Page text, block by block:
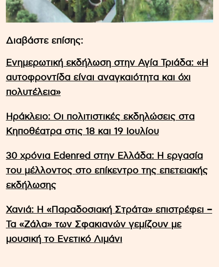
Διαβάστε επίσης:
Ενημερωτική εκδήλωση στην Αγία Τριάδα: «Η
αυτοφροντίδα είναι αναγκαιότητα και όχι
πολυτέλεια»
Ηράκλειο: Οι πολιτιστικές εκδηλώσεις στα
Κηποθέατρα στις 18 και 19 Ιουλίου
30 χρόνια Edenred στην Ελλάδα: Η εργασία
του μέλλοντος στο επίκεντρο της επετειακής
εκδήλωσης
Χανιά: Η «Παραδοσιακή Στράτα» επιστρέφει –
Τα «Ζάλα» των Σφακιανών γεμίζουν με
μουσική το Ενετικό Λιμάνι